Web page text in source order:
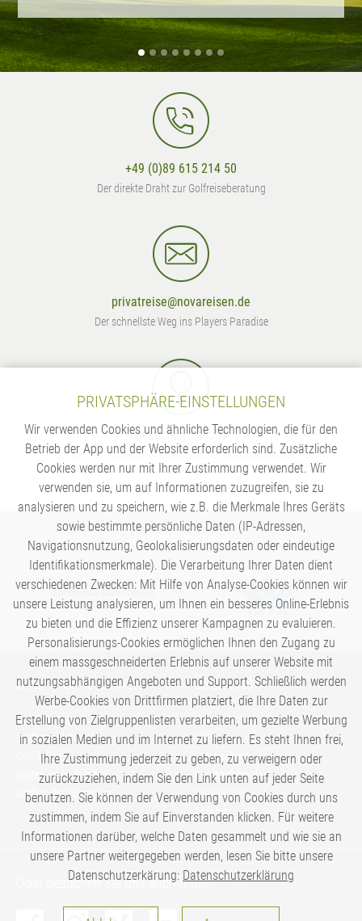
+49 (0)89 615 214 50
Der direkte Draht zur Golfreiseberatung
privatreise@novareisen.de
Der schnellste Weg ins Players Paradise
Besuchen Sie uns
Die Top-Adresse für unschlagbare Exklusivurlaube
UNSERE PARTNER
GOLF-INSPIRATIONEN
Golf & Beach
Golfen & Kultur
Golf & Spa
Golfen, Wein & Safari
Golfpro Trainingsreise
ÜBER UNS
Impressum
AGB
Datenschutz
Kontaktformular
nova reisen
Anfahrt
Oder besuchen Sie uns auch unter:
PRIVATSPHÄRE-EINSTELLUNGEN
Wir verwenden Cookies und ähnliche Technologien, die für den
Betrieb der App und der Website erforderlich sind. Zusätzliche
Cookies werden nur mit Ihrer Zustimmung verwendet. Wir
verwenden sie, um auf Informationen zuzugreifen, sie zu
analysieren und zu speichern, wie z.B. die Merkmale Ihres Geräts
sowie bestimmte persönliche Daten (IP-Adressen,
Navigationsnutzung, Geolokalisierungsdaten oder eindeutige
Identifikationsmerkmale). Die Verarbeitung Ihrer Daten dient
verschiedenen Zwecken: Mit Hilfe von Analyse-Cookies können wir
unsere Leistung analysieren, um Ihnen ein besseres Online-Erlebnis
zu bieten und die Effizienz unserer Kampagnen zu evaluieren.
Personalisierungs-Cookies ermöglichen Ihnen den Zugang zu
einem massgeschneiderten Erlebnis auf unserer Website mit
nutzungsabhängigen Angeboten und Support. Schließlich werden
Werbe-Cookies von Drittfirmen platziert, die Ihre Daten zur
Erstellung von Zielgruppenlisten verarbeiten, um gezielte Werbung
in sozialen Medien und im Internet zu liefern. Es steht Ihnen frei,
Ihre Zustimmung jederzeit zu geben, zu verweigern oder
zurückzuziehen, indem Sie den Link unten auf jeder Seite
benutzen. Sie können der Verwendung von Cookies durch uns
zustimmen, indem Sie auf Einverstanden klicken. Für weitere
Informationen darüber, welche Daten gesammelt und wie sie an
unsere Partner weitergegeben werden, lesen Sie bitte unsere
Datenschutzerkärung: Datenschutzerklärung
Analysen